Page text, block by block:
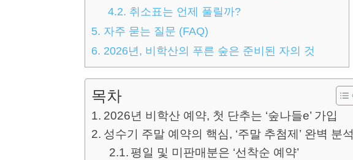
4.2. 취소표는 언제 풀릴까?
5. 자주 묻는 질문 (FAQ)
6. 2026년, 비학산의 푸른 숲은 준비된 자의 것
목차
2026년 비학산 예약, 첫 단추는 ‘숲나들e’ 가입
성수기 주말 예약의 핵심, ‘주말 추첨제’ 완벽 분석
평일 및 미판매분은 ‘선착순 예약’